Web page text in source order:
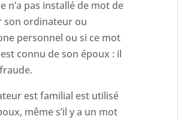
n’a pas installé de mot de
son ordinateur ou
personnel ou si ce mot
connu de son époux : il
est familial est utilisé
même s’il y a un mot